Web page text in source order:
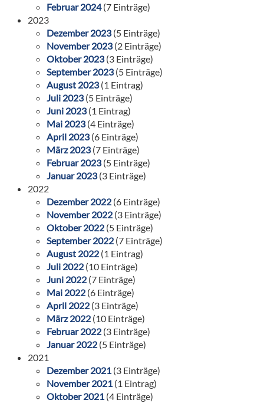
Februar 2024(7 Einträge)
2023
Dezember 2023(5 Einträge)
November 2023(2 Einträge)
Oktober 2023(3 Einträge)
September 2023(5 Einträge)
August 2023(1 Eintrag)
Juli 2023(5 Einträge)
Juni 2023(1 Eintrag)
Mai 2023(4 Einträge)
April 2023(6 Einträge)
März 2023(7 Einträge)
Februar 2023(5 Einträge)
Januar 2023(3 Einträge)
2022
Dezember 2022 (6 Einträge)
November 2022 (3 Einträge)
Oktober 2022 (5 Einträge)
September 2022 (7 Einträge)
August 2022 (1 Eintrag)
Juli 2022 (10 Einträge)
Juni 2022 (7 Einträge)
Mai 2022 (6 Einträge)
April 2022 (3 Einträge)
März 2022 (10 Einträge)
Februar 2022 (3 Einträge)
Januar 2022 (5 Einträge)
2021
Dezember 2021 (3 Einträge)
November 2021 (1 Eintrag)
Oktober 2021 (4 Einträge)